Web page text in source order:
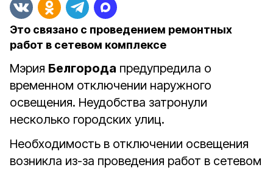
Это связано с проведением ремонтных
работ в сетевом комплексе
Мэрия Белгорода предупредила о
временном отключении наружного
освещения. Неудобства затронули
несколько городских улиц.
Необходимость в отключении освещения
возникла из-за проведения работ в сетевом